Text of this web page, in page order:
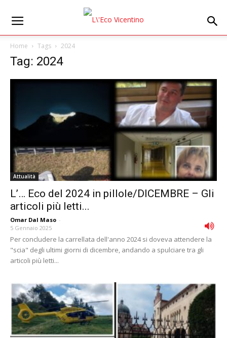
Home Tags 2024
Tag: 2024
Attualità
L’… Eco del 2024 in pillole/DICEMBRE – Gli
articoli più letti...
Omar Dal Maso -
5 Gennaio 2025
Per concludere la carrellata dell'anno 2024 si doveva attendere la
"scia" degli ultimi giorni di dicembre, andando a spulciare tra gli
articoli più letti...